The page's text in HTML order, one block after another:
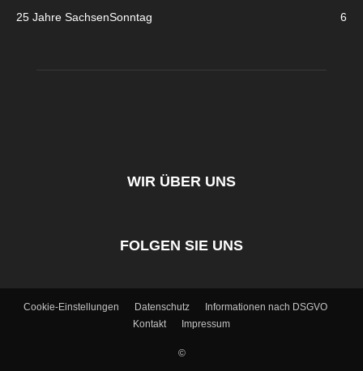
25 Jahre SachsenSonntag
6
WIR ÜBER UNS
FOLGEN SIE UNS
Cookie-Einstellungen Datenschutz
Informationen nach DSGVO
Kontakt
Impressum
©